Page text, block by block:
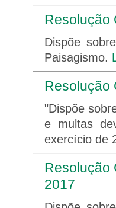
Resolução
Dispõe
Paisagismo.
Resolução
"Dispõe
e multas
exercício de
Resolução
2017